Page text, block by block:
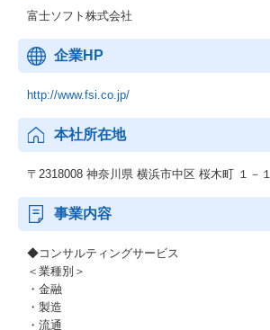
富士ソフト株式会社
企業HP
http://www.fsi.co.jp/
本社所在地
〒2318008 神奈川県 横浜市中区 桜木町 １－１
事業内容
◆コンサルティングサービス
＜業種別＞
・金融
・製造
・流通